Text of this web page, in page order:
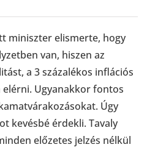
miniszter elismerte, hogy
van, hiszen az
a 3 százalékos inflációs
Ugyanakkor fontos
Úgy
kevésbé érdekli. Tavaly
előzetes jelzés nélkül